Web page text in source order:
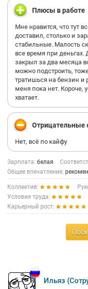
Плюсы в работе
Мне нравится, что тут
доставил, столько и
стабильные. Малость
все время при деньгах.
закрыл за два месяца
можно подстроить,
тратишься на бензин и
меня пока нет. Короче,
хватает.
Отрицательные
Нет, всё по кайфу
Зарплата: белая
Общее впечатление:
Коллектив:
Условия труда:
Карьерный рост:
Ильяз